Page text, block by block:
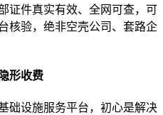
证件真实有效、全网可查，可
核验，绝非空壳公司、套路企
形收费
础设施服务平台，初心是解决